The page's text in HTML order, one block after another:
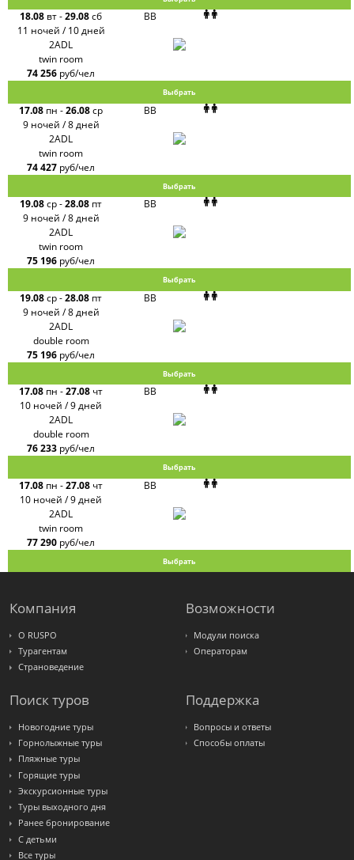
18.08 вт-29.08сб
11 ночей / 10 дней
BB
2ADL
twin room
74 256 руб/чел
Выбрать
17.08 пн -26.08ср
9 ночей / 8 дней
BB
2ADL
twin room
74 427 руб/чел
Выбрать
19.08ср-28.08 пт
9 ночей / 8 дней
BB
2ADL
twin room
75 196 руб/чел
Выбрать
19.08ср-28.08 пт
9 ночей / 8 дней
BB
2ADL
double room
75 196 руб/чел
Выбрать
17.08 пн -27.08 чт
10 ночей / 9 дней
BB
2ADL
double room
76 233 руб/чел
Выбрать
17.08 пн -27.08 чт
10 ночей / 9 дней
BB
2ADL
twin room
77 290 руб/чел
Выбрать
Компания
О RUSPO
Турагентам
Страноведение
Возможности
Модули поиска
Операторам
Поиск туров
Новогодние туры
Горнолыжные туры
Пляжные туры
Горящие туры
Экскурсионные туры
Туры выходного дня
Ранее бронирование
С детьми
Все туры
Поддержка
Вопросы и ответы
Способы оплаты